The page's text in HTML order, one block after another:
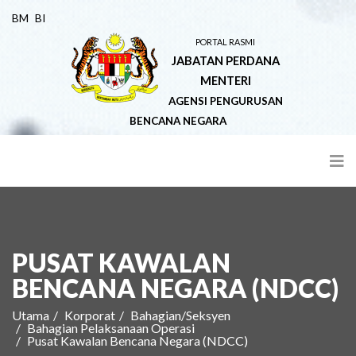
BM BI
PORTAL RASMI
JABATAN PERDANA
MENTERI
AGENSI PENGURUSAN
BENCANA NEGARA
PUSAT KAWALAN
BENCANA NEGARA (NDCC)
Utama Korporat
Bahagian/Seksyen
Bahagian Pelaksanaan Operasi
Pusat Kawalan Bencana Negara (NDCC)